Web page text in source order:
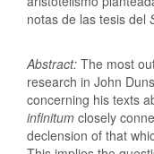
notas de las tesis del
Abstract: The most
research in John
concerning his texts
infinitum closely
declension of that